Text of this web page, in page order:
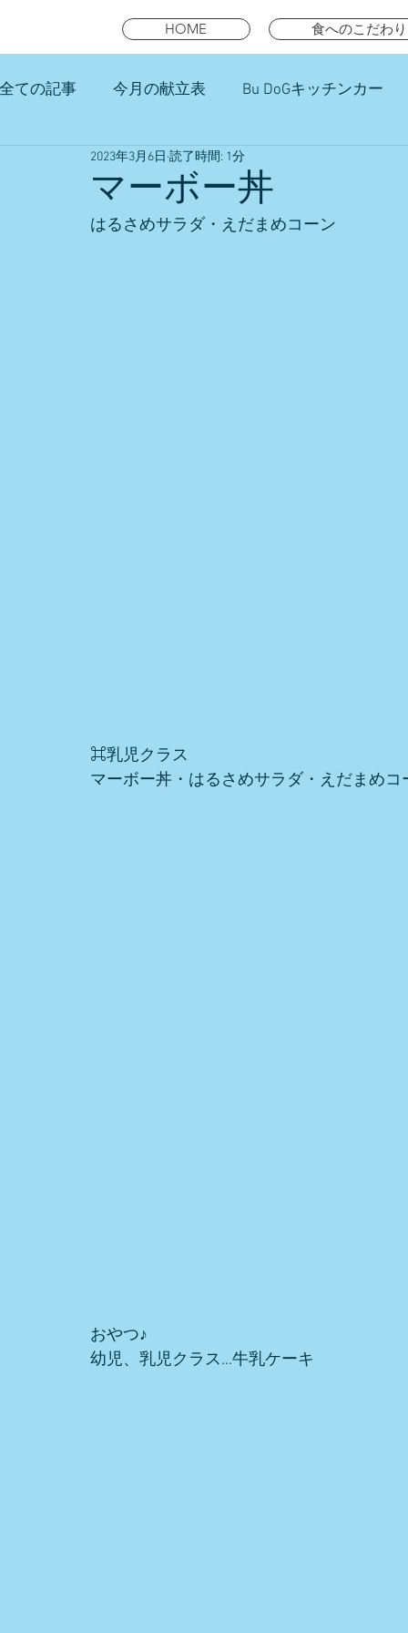
HOME 食へのこだわり
全ての記事 今月の献立表 Bu DoGキッチンカー
未就園児スマイルキッズランチ
マーボー丼
2023年3月6日 読了時間: 1分
はるさめサラダ・えだまめコーン
⌘乳児クラス
マーボー丼・はるさめサラダ・えだまめコ
おやつ♪
幼児、乳児クラス…牛乳ケーキ